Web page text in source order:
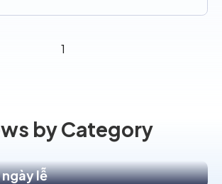
1
by Category
lễ